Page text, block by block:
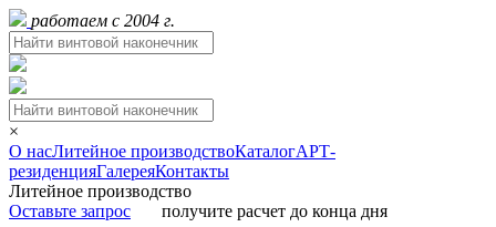
работаем с 2004 г.
×
О насЛитейное производствоКаталогАРТ-
резиденцияГалереяКонтакты
Литейное производство
Оставьте запрос получите расчет до конца дня